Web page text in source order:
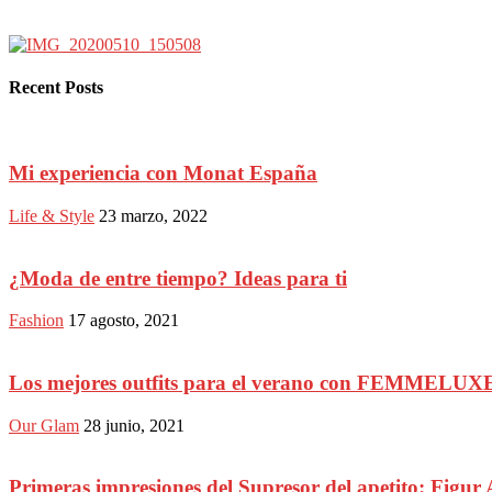
Recent Posts
Mi experiencia con Monat España
Life & Style 23 marzo, 2022
¿Moda de entre tiempo? Ideas para ti
Fashion 17 agosto, 2021
Los mejores outfits para el verano con
Our Glam 28 junio, 2021